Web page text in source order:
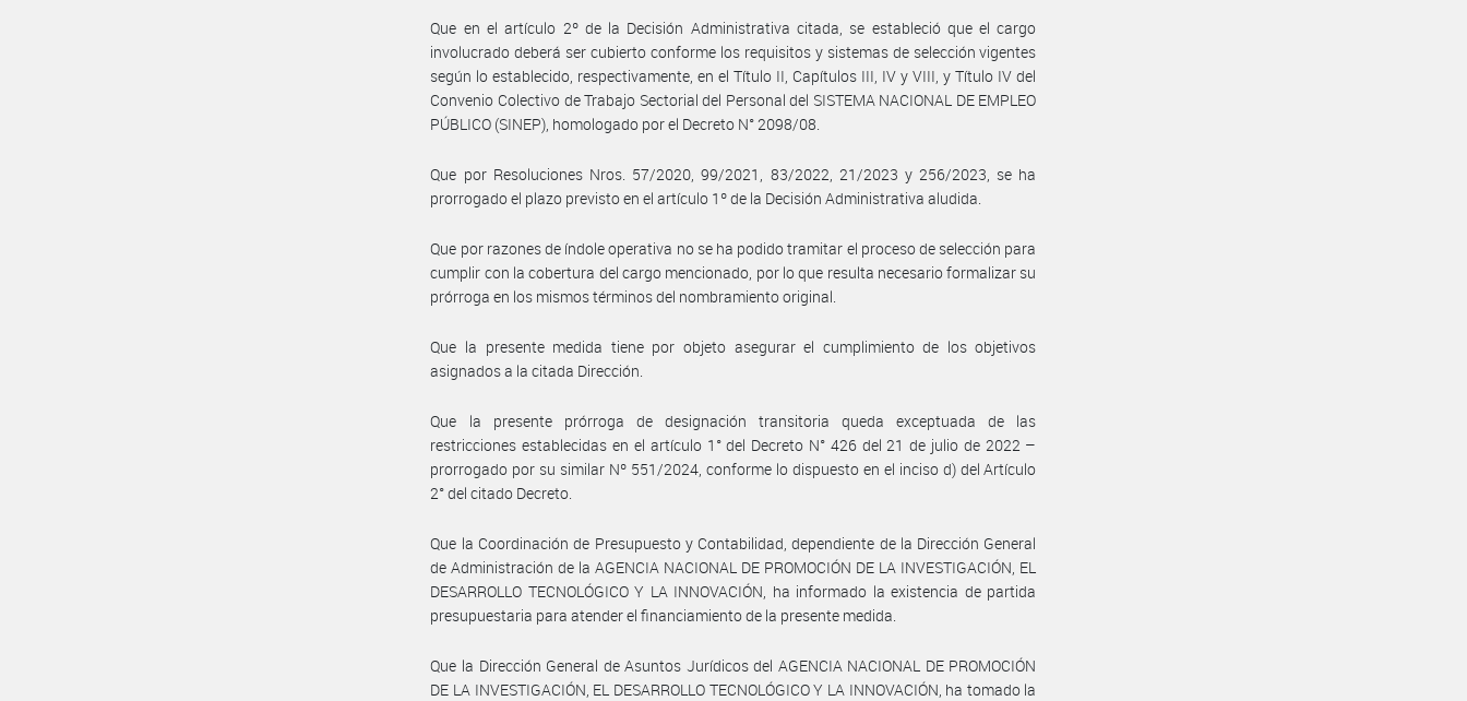
Que en el artículo 2º de la Decisión Administrativa citada, se estableció que el cargo
involucrado deberá ser cubierto conforme los requisitos y sistemas de selección vigentes
según lo establecido, respectivamente, en el Título II, Capítulos III, IV y VIII, y Título IV del
Convenio Colectivo de Trabajo Sectorial del Personal del SISTEMA NACIONAL DE EMPLEO
PÚBLICO (SINEP), homologado por el Decreto N° 2098/08.
Que por Resoluciones Nros. 57/2020, 99/2021, 83/2022, 21/2023 y 256/2023, se ha
prorrogado el plazo previsto en el artículo 1º de la Decisión Administrativa aludida.
Que por razones de índole operativa no se ha podido tramitar el proceso de selección para
cumplir con la cobertura del cargo mencionado, por lo que resulta necesario formalizar su
prórroga en los mismos términos del nombramiento original.
Que la presente medida tiene por objeto asegurar el cumplimiento de los objetivos
asignados a la citada Dirección.
Que la presente prórroga de designación transitoria queda exceptuada de las
restricciones establecidas en el artículo 1° del Decreto N° 426 del 21 de julio de 2022 –
prorrogado por su similar Nº 551/2024, conforme lo dispuesto en el inciso d) del Artículo
2° del citado Decreto.
Que la Coordinación de Presupuesto y Contabilidad, dependiente de la Dirección General
de Administración de la AGENCIA NACIONAL DE PROMOCIÓN DE LA INVESTIGACIÓN, EL
DESARROLLO TECNOLÓGICO Y LA INNOVACIÓN, ha informado la existencia de partida
presupuestaria para atender el financiamiento de la presente medida.
Que la Dirección General de Asuntos Jurídicos del AGENCIA NACIONAL DE PROMOCIÓN
DE LA INVESTIGACIÓN, EL DESARROLLO TECNOLÓGICO Y LA INNOVACIÓN, ha tomado la